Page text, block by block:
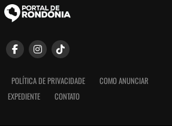
POLÍTICA DE PRIVACIDADE
COMO ANUNCIAR
EXPEDIENTE
CONTATO